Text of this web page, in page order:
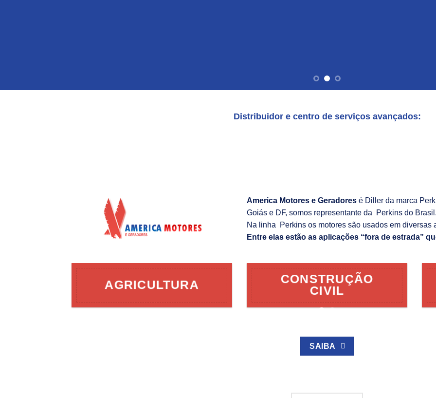
Distribuidor e centro de serviços avançados:
America Motores e Geradores é Diller da marca
Goiás e DF, somos representante da Perkins do Brasil.
Na linha Perkins os motores são usados em diversas
Entre elas estão as aplicações “fora de estrada”
AGRICULTURA
CONSTRUÇÃO
CIVIL
SAIBA